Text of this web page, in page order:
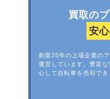
買取の
安
創業25年の上場企業の
運営しています。豊富
心して自転車を売却でき